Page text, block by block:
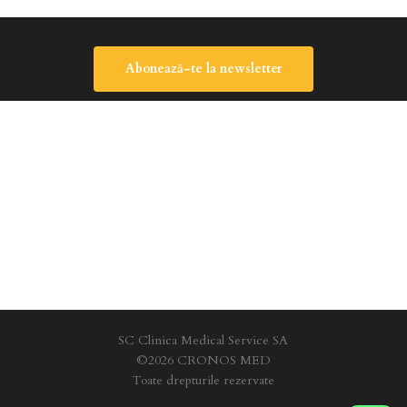
Abonează-te la newsletter
SC Clinica Medical Service SA
©2026 CRONOS MED
Toate drepturile rezervate